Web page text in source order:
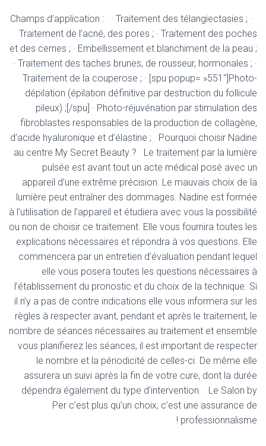
Champs d’application : · Traitement des télangiectasies ; ·
Traitement de l’acné, des pores ; · Traitement des poches
et des cernes ; · Embellissement et blanchiment de la peau ;
· Traitement des taches brunes, de rousseur, hormonales ; ·
Traitement de la couperose ; · [spu popup= »551″]Photo-
dépilation (épilation définitive par destruction du follicule
pileux) ;[/spu] · Photo-réjuvénation par stimulation des
fibroblastes responsables de la production de collagène,
d’acide hyaluronique et d’élastine ; Pourquoi choisir Nadine
au centre My Secret Beauty ? Le traitement par la lumière
pulsée est avant tout un acte médical posé avec un
appareil d’une extrême précision. Le mauvais choix de la
lumière peut entraîner des dommages. Nadine est formée
à l’utilisation de l’appareil et étudiera avec vous la possibilité
ou non de choisir ce traitement. Elle vous fournira toutes les
explications nécessaires et répondra à vos questions. Elle
commencera par un entretien d’évaluation pendant lequel
elle vous posera toutes les questions nécessaires à
l’établissement du pronostic et du choix de la technique. Si
il n’y a pas de contre indications elle vous informera sur les
règles à respecter avant, pendant et après le traitement, le
nombre de séances nécessaires au traitement et ensemble
vous planifierez les séances, il est important de respecter
le nombre et la périodicité de celles-ci. De même elle
assurera un suivi après la fin de votre cure, dont la durée
dépendra également du type d’intervention. Le Salon by
Per c’est plus qu’un choix, c’est une assurance de
professionnalisme !